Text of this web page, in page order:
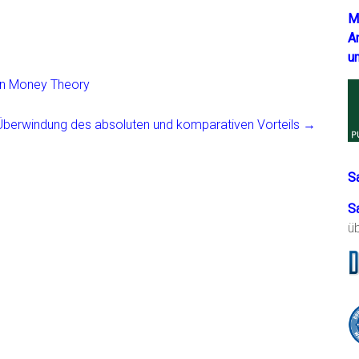
Money Theory
des absoluten und komparativen Vorteils →